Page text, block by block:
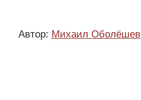
Автор: Михаил Оболёшев